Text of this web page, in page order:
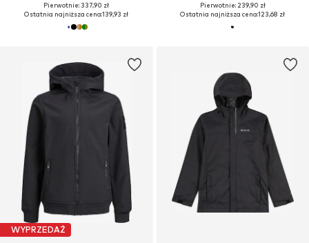
Pierwotnie: 337,90 zł
Ostatnia najniższa cena:139,93 zł
Pierwotnie: 239,90 zł
Ostatnia najniższa cena:123,68 zł
WYPRZEDAŻ